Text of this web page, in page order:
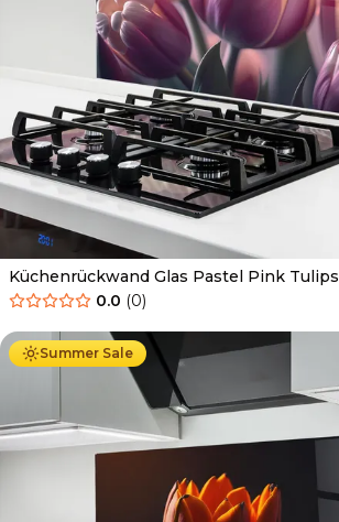
Küchenrückwand Glas Pastel Pink Tulips
0.0 (0)
Summer Sale
Ab 69.90 € 34.90